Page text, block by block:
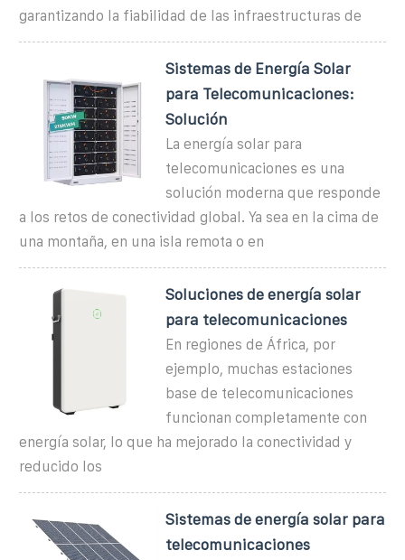
garantizando la fiabilidad de las infraestructuras de
Sistemas de Energía Solar
para Telecomunicaciones:
Solución
La energía solar para
telecomunicaciones es una
solución moderna que responde
a los retos de conectividad global. Ya sea en la cima de
una montaña, en una isla remota o en
Soluciones de energía solar
para telecomunicaciones
En regiones de África, por
ejemplo, muchas estaciones
base de telecomunicaciones
funcionan completamente con
energía solar, lo que ha mejorado la conectividad y
reducido los
Sistemas de energía solar para
telecomunicaciones